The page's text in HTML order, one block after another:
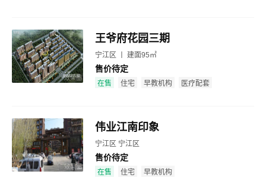
效果图
王爷府花园三期
宁江区 丨 建面95㎡
售价待定
在售 住宅 早教机构 医疗配套
效果图
伟业江南印象
宁江区 宁江区
售价待定
在售 住宅 早教机构